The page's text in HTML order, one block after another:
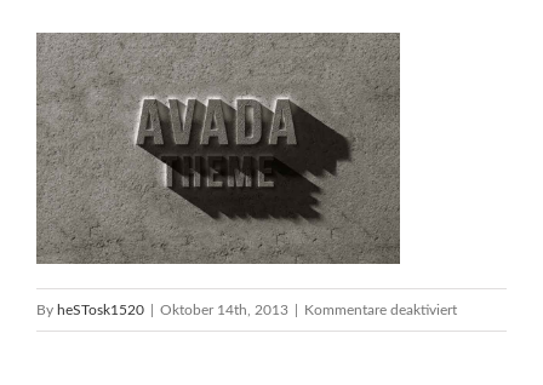
By heSTosk1520 Oktober 14th, 2013 Kommentare deaktiviertfür